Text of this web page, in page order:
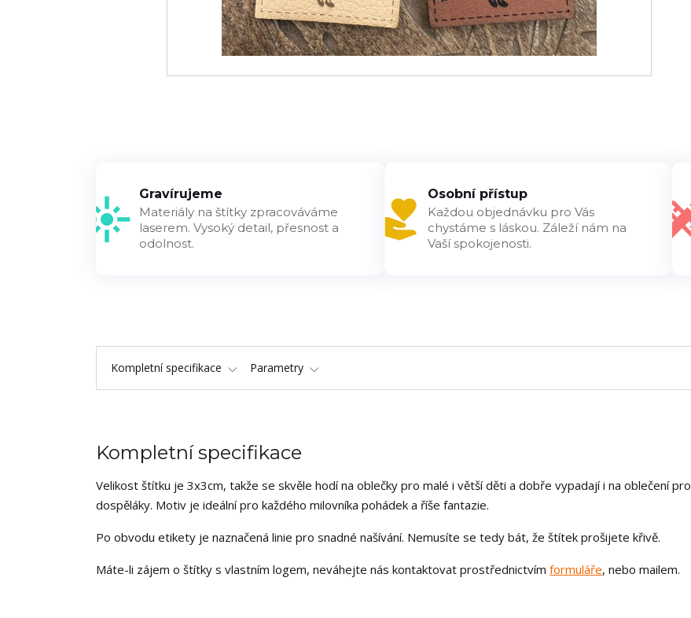
Gravírujeme
Materiály na štítky zpracováváme
laserem. Vysoký detail, přesnost a
odolnost.
Osobní přístup
Každou objednávku pro Vás
chystáme s láskou. Záleží nám na
Vaší spokojenosti.
Kompletní specifikace Parametry
Kompletní specifikace
Velikost štítku je 3x3cm, takže se skvěle hodí na oblečky pro malé i větší děti a dobře vypadají i na oblečení pro
dospěláky. Motiv je ideální pro každého milovníka pohádek a říše fantazie.
Po obvodu etikety je naznačená linie pro snadné našívání. Nemusíte se tedy bát, že štítek prošijete křivě.
Máte-li zájem o štítky s vlastním logem, neváhejte nás kontaktovat prostřednictvím formuláře, nebo mailem.